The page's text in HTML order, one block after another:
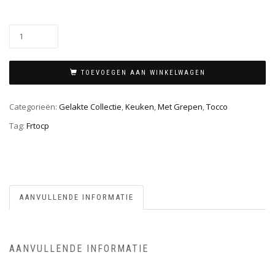
TOEVOEGEN AAN WINKELWAGEN
Categorieën: Gelakte Collectie,Keuken,Met Grepen,Tocco
Tag: Frtocp
AANVULLENDE INFORMATIE
AANVULLENDE INFORMATIE